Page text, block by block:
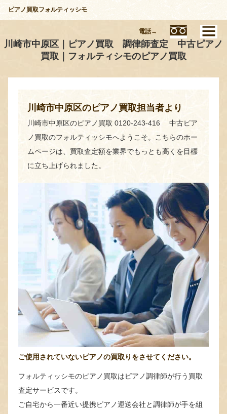
ピアノ買取フォルティッシモ
川崎市中原区｜ピアノ買取 調律師査定 中古ピアノ
買取｜フォルティシモのピアノ買取
川崎市中原区のピアノ買取担当者より
川崎市中原区のピアノ買取 0120-243-416 中古ピア
ノ買取のフォルティッシモへようこそ。こちらのホー
ムページは、買取査定額を業界でもっとも高くを目標
に立ち上げられました。
ご使用されていないピアノの買取りをさせてください。
フォルティッシモのピアノ買取はピアノ調律師が行う買取
査定サービスです。
ご自宅から一番近い提携ピアノ運送会社と調律師が手を組
電話→